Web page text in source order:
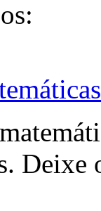
Deixe